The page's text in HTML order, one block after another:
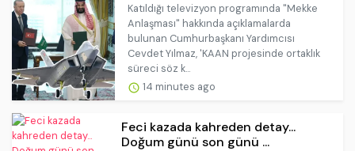
Katıldığı televizyon programında "Mekke
Anlaşması" hakkında açıklamalarda
bulunan Cumhurbaşkanı Yardımcısı
Cevdet Yılmaz, 'KAAN projesinde ortaklık
süreci söz k...
14 minutes ago
Feci kazada kahreden detay...
Doğum günü son günü ...